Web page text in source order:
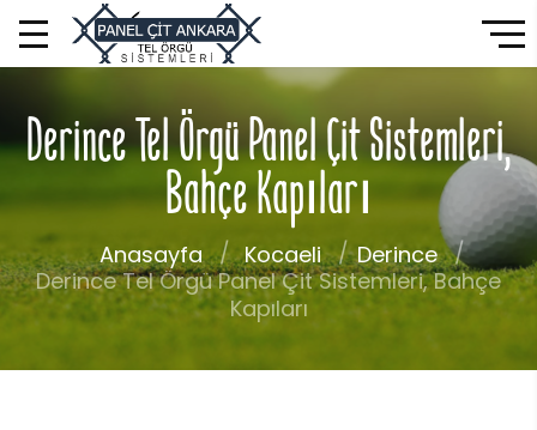
Derince Tel Örgü Panel Çit Sistemleri,
Bahçe Kapıları
Anasayfa Kocaeli
Derince
Derince Tel Örgü Panel Çit Sistemleri, Bahçe
Kapıları